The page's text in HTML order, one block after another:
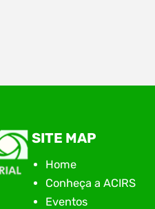
Alto Vale tem como
SITE MAP
Home
Conheça a ACIRS
Eventos